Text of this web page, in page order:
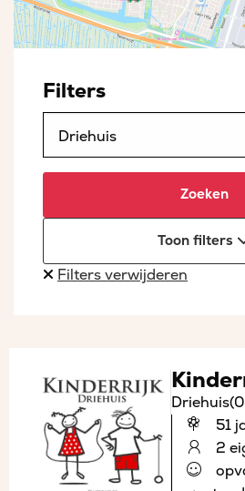
Filters
Zoeken
Toon filters
Filters verwijderen
Driehuis
51
2